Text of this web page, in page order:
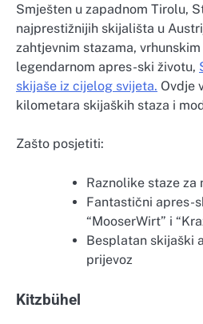
Smješten u zapadnom Tirolu,
najprestižnijih skijališta u
zahtjevnim stazama,
legendarnom apres-ski životu,
skijaše iz cijelog svijeta. Ovdje
kilometara skijaških staza i
Zašto posjetiti:
Raznolike staze za
Fantastični apres-
“MooserWirt” i
Besplatan skijaški
prijevoz
Kitzbühel